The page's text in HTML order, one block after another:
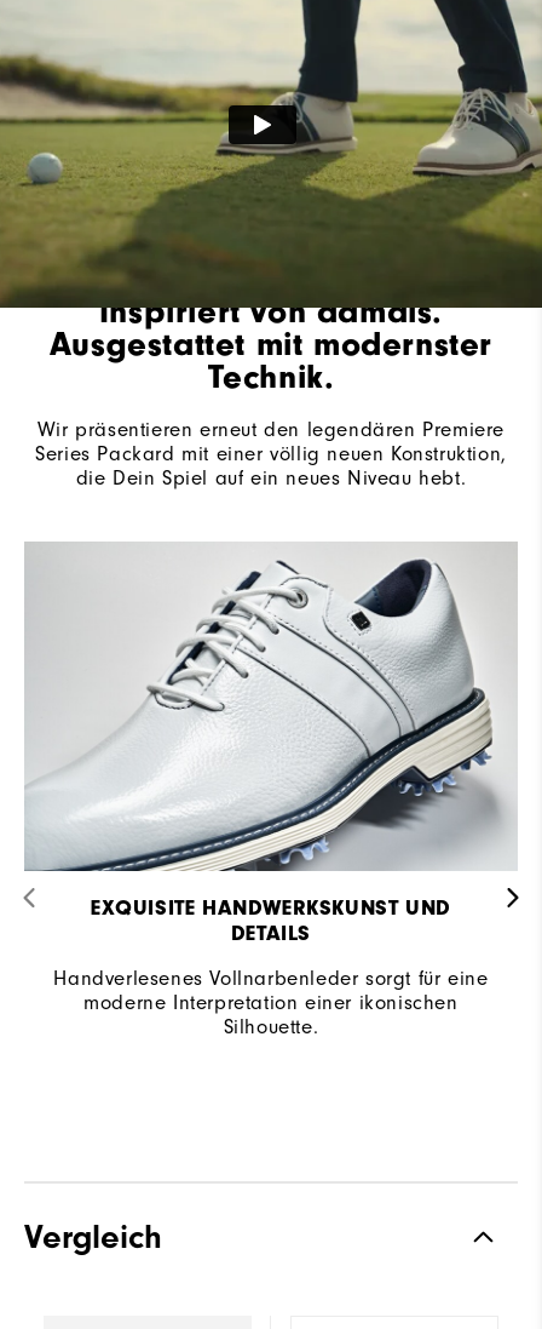
Inspiriert von damals.
Ausgestattet mit modernster
Technik.
Wir präsentieren erneut den legendären Premiere
Series Packard mit einer völlig neuen Konstruktion,
die Dein Spiel auf ein neues Niveau hebt.
EXQUISITE HANDWERKSKUNST UND
DETAILS​
Handverlesenes Vollnarbenleder sorgt für eine
moderne Interpretation einer ikonischen
Silhouette.
Vergleich